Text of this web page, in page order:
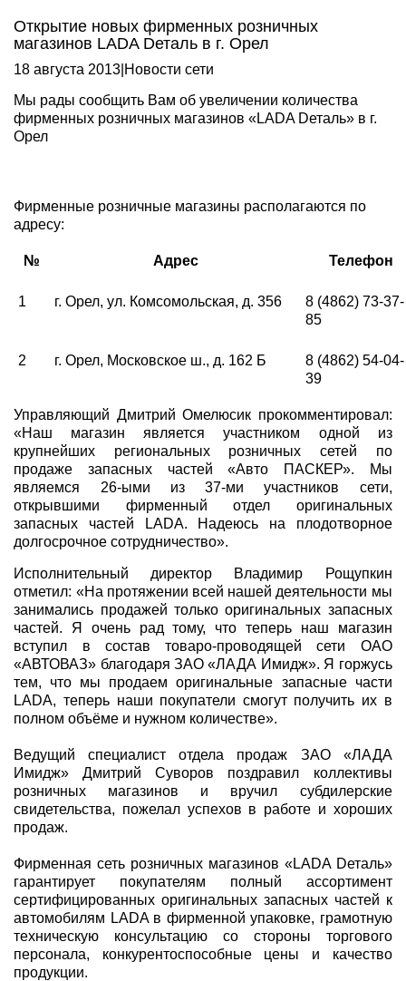
Открытие новых фирменных розничных
магазинов LADA Dеталь в г. Орел
18 августа 2013 Новости сети
Мы рады сообщить Вам об увеличении количества
фирменных розничных магазинов «LADA Dеталь» в г.
Орел
Фирменные розничные магазины располагаются по
адресу:
№ Адрес Телефон
1 г. Орел, ул. Комсомольская, д. 356
8 (4862) 73-37-
85
2 г. Орел, Московское ш., д. 162 Б
8 (4862) 54-04-
39
Управляющий Дмитрий Омелюсик прокомментировал:
«Наш магазин является участником одной из
крупнейших региональных розничных сетей по
продаже запасных частей «Авто ПАСКЕР». Мы
являемся 26-ыми из 37-ми участников сети,
открывшими фирменный отдел оригинальных
запасных частей LADA. Надеюсь на плодотворное
долгосрочное сотрудничество».
Исполнительный директор Владимир Рощупкин
отметил: «На протяжении всей нашей деятельности мы
занимались продажей только оригинальных запасных
частей. Я очень рад тому, что теперь наш магазин
вступил в состав товаро-проводящей сети ОАО
«АВТОВАЗ» благодаря ЗАО «ЛАДА Имидж». Я горжусь
тем, что мы продаем оригинальные запасные части
LADA, теперь наши покупатели смогут получить их в
полном объёме и нужном количестве».
Ведущий специалист отдела продаж ЗАО «ЛАДА
Имидж» Дмитрий Суворов поздравил коллективы
розничных магазинов и вручил субдилерские
свидетельства, пожелал успехов в работе и хороших
продаж.
Фирменная сеть розничных магазинов «LADA Dеталь»
гарантирует покупателям полный ассортимент
сертифицированных оригинальных запасных частей к
автомобилям LADA в фирменной упаковке, грамотную
техническую консультацию со стороны торгового
персонала, конкурентоспособные цены и качество
продукции.